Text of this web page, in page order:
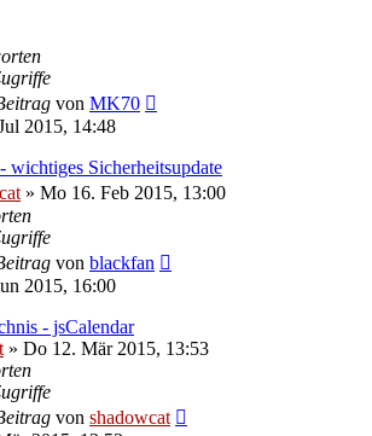
von MK70
2015, 14:48
wichtiges Sicherheitsupdate
» Mo 16. Feb 2015, 13:00
von blackfan
2015, 16:00
- jsCalendar
» Do 12. Mär 2015, 13:53
von shadowcat